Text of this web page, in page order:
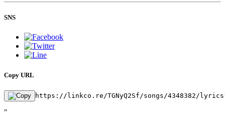
SNS
Copy URL
https://linkco.re/TGNyQ2Sf/songs/4348382/
"